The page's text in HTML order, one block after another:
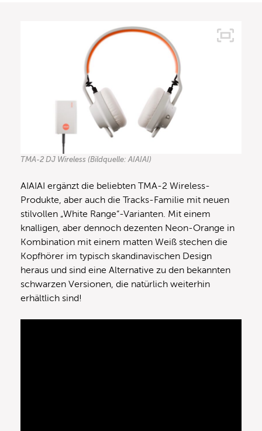
TMA-2 DJ Wireless (Bildquelle: AIAIAI)
AIAIAI ergänzt die beliebten TMA-2 Wireless-
Produkte, aber auch die Tracks-Familie mit neuen
stilvollen „White Range“-Varianten. Mit einem
knalligen, aber dennoch dezenten Neon-Orange in
Kombination mit einem matten Weiß stechen die
Kopfhörer im typisch skandinavischen Design
heraus und sind eine Alternative zu den bekannten
schwarzen Versionen, die natürlich weiterhin
erhältlich sind!